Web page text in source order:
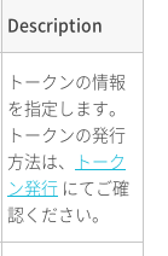
Description
トークンの情報
を指定します。
トークンの発行
方法は、
トーク
ン発行 にてご確
認ください。